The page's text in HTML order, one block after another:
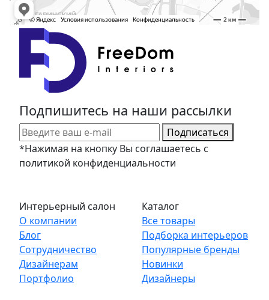
Интерьерный салон
О компании
Блог
Сотрудничество
Дизайнерам
Портфолио
Каталог
Все товары
Подборка интерьеров
Популярные бренды
Новинки
Дизайнеры
Подпишитесь на наши рассылки
Подписаться
*Нажимая на кнопку Вы соглашаетесь с
политикой конфиденциальности